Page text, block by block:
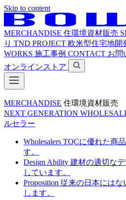
Skip to content
MERCHANDISE 住環境資材販売
り TND PROJECT 欧米型住宅地開
WORKS 施工事例 CONTACT お問
オンラインストア
MERCHANDISE 住環境資材販売
NEXT GENERATION
ルセラー
Wholesalers TQCに優れた商
す。
Design Ability 建材の適切な
しています。
Proposition 従来の日本にはな
します。